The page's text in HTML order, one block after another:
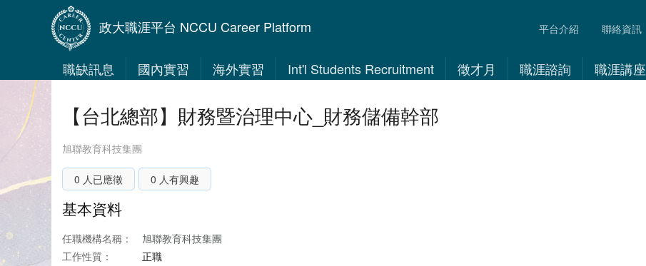
政大職涯平台 NCCU Career Platform 平台介紹 聯絡資訊
職缺訊息 國內實習 海外實習 Int'l Students Recruitment 徵才月 職涯諮詢 職涯講座
【台北總部】財務暨治理中心_財務儲備幹部
旭聯教育科技集團
0 人已應徵 0 人有興趣
基本資料
任職機構名稱：
旭聯教育科技集團
工作性質：
正職